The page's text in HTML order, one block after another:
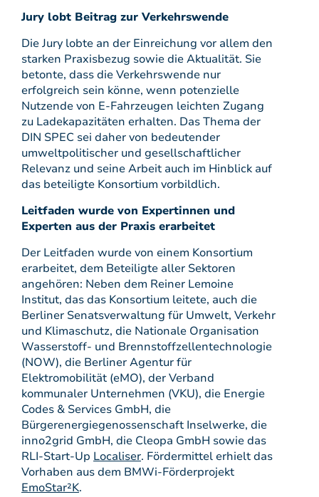
Jury lobt Beitrag zur Verkehrswende
Die Jury lobte an der Einreichung vor allem den
starken Praxisbezug sowie die Aktualität. Sie
betonte, dass die Verkehrswende nur
erfolgreich sein könne, wenn potenzielle
Nutzende von E-Fahrzeugen leichten Zugang
zu Ladekapazitäten erhalten. Das Thema der
DIN SPEC sei daher von bedeutender
umweltpolitischer und gesellschaftlicher
Relevanz und seine Arbeit auch im Hinblick auf
das beteiligte Konsortium vorbildlich.
Leitfaden wurde von Expertinnen und
Experten aus der Praxis erarbeitet
Der Leitfaden wurde von einem Konsortium
erarbeitet, dem Beteiligte aller Sektoren
angehören: Neben dem Reiner Lemoine
Institut, das das Konsortium leitete, auch die
Berliner Senatsverwaltung für Umwelt, Verkehr
und Klimaschutz, die Nationale Organisation
Wasserstoff- und Brennstoffzellentechnologie
(NOW), die Berliner Agentur für
Elektromobilität (eMO), der Verband
kommunaler Unternehmen (VKU), die Energie
Codes & Services GmbH, die
Bürgerenergiegenossenschaft Inselwerke, die
inno2grid GmbH, die Cleopa GmbH sowie das
RLI-Start-Up Localiser. Fördermittel erhielt das
Vorhaben aus dem BMWi-Förderprojekt
EmoStar²K.